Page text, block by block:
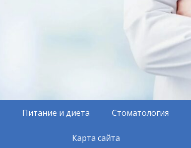
Питание и диета Стоматология
Карта сайта